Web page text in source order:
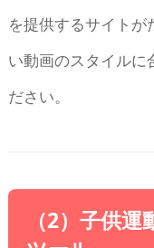
を提供するサイトが
い動画のスタイルに
ださい。
（2）子供